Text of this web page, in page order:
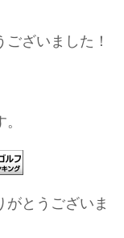
ざいました！
がとうございま